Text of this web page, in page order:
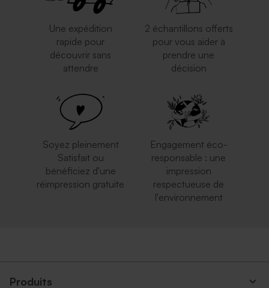
Une expédition
rapide pour
découvrir sans
attendre
2 échantillons offerts
pour vous aider à
prendre une
décision
Soyez pleinement
Satisfait ou
bénéficiez d'une
réimpression gratuite
Engagement éco-
responsable : une
impression
respectueuse de
l'environnement
Produits